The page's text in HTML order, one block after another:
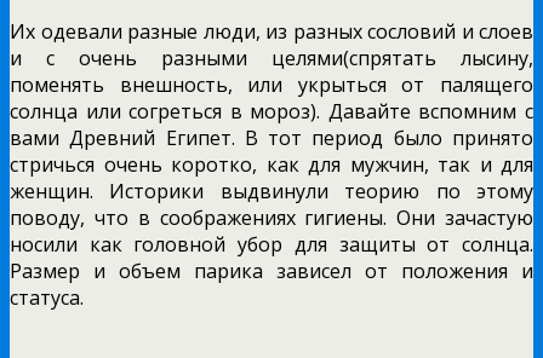
Их одевали разные люди, из разных сословий и слоев
и с очень разными целями(спрятать лысину,
поменять внешность, или укрыться от палящего
солнца или согреться в мороз). Давайте вспомним с
вами Древний Египет. В тот период было принято
стричься очень коротко, как для мужчин, так и для
женщин. Историки выдвинули теорию по этому
поводу, что в соображениях гигиены. Они зачастую
носили как головной убор для защиты от солнца.
Размер и объем парика зависел от положения и
статуса.